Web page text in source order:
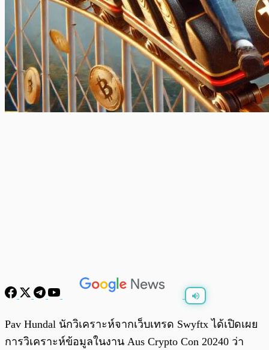
พร้อมเล่น 0:00 / 0:00
Pav Hundal นักวิเคราะห์จากเว็บเทรด Swyftx ได้เปิดเผย
การวิเคราะห์ข้อมูลในงาน Aus Crypto Con 20240 ว่า